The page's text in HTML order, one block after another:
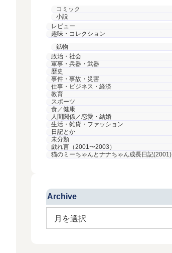
コミック
小説
レビュー
趣味・コレクション
鉱物
政治・社会
軍事・兵器・武器
歴史
事件・事故・災害
仕事・ビジネス・経済
教育
スポーツ
食／健康
人間関係／恋愛・結婚
生活・雑貨・ファッション
日記とか
未分類
戯れ言（2001〜2003）
猫のミーちゃんとナナちゃん成長日記(2001)
Archive